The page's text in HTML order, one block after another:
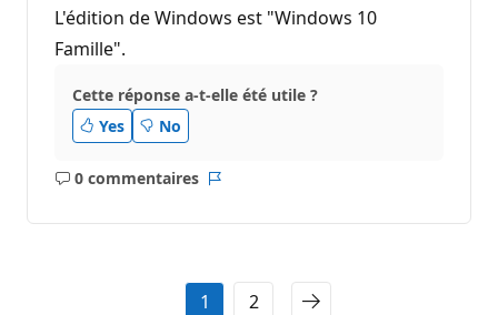
L'édition de Windows est "Windows 10
Famille".
Cette réponse a-t-elle été utile ?
Yes
No
0 commentaires
Aucun
1 2